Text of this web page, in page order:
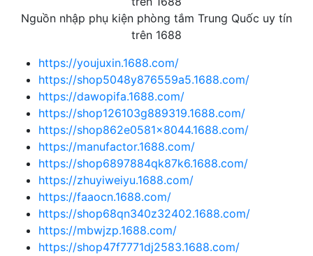
Nguồn nhập phụ kiện phòng tắm Trung Quốc uy tín
trên 1688
https://youjuxin.1688.com/
https://shop5048y876559a5.1688.com/
https://dawopifa.1688.com/
https://shop126103g889319.1688.com/
https://shop862e0581x8044.1688.com/
https://manufactor.1688.com/
https://shop6897884qk87k6.1688.com/
https://zhuyiweiyu.1688.com/
https://faaocn.1688.com/
https://shop68qn340z32402.1688.com/
https://mbwjzp.1688.com/
https://shop47f7771dj2583.1688.com/